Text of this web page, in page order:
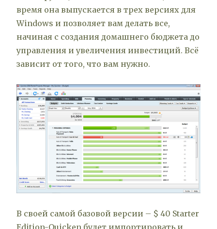
время она выпускается в трех версиях для
Windows и позволяет вам делать все,
начиная с создания домашнего бюджета до
управления и увеличения инвестиций. Всё
зависит от того, что вам нужно.
В своей самой базовой версии – $ 40 Starter
Edition-Quicken будет импортировать и